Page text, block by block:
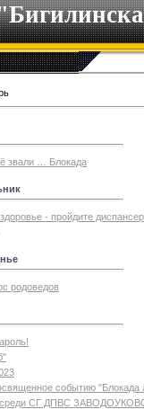
звали … Блокада
- пройдите
родоведов
событию "Блокада
среди СГ ДПВС